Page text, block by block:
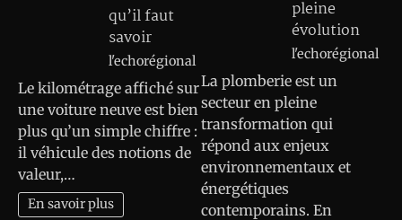
qu’il faut
savoir
l'echorégional
Le kilométrage affiché sur
une voiture neuve est bien
plus qu’un simple chiffre :
il véhicule des notions de
valeur,…
En savoir plus
pleine
évolution
l'echorégional
La plomberie est un
secteur en pleine
transformation qui
répond aux enjeux
environnementaux et
énergétiques
contemporains. En